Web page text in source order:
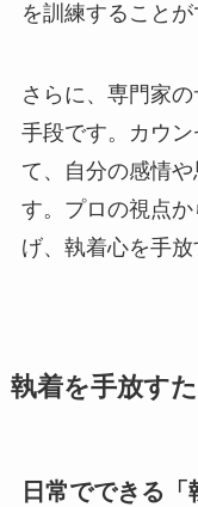
を訓練することが
さらに、専門家
手段です。カウ
て、自分の感情
す。プロの視点
げ、執着心を手放
執着を手放す
日常でできる